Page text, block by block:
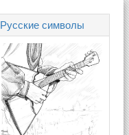
Русские символы